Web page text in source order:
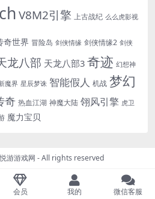
V8M2引擎 上古战纪 么么虎影视
奇世界 冒险岛 剑侠情缘 剑侠情缘2 剑侠
龙八部 天龙八部3 奇迹 幻想神
魔界 星辰梦诛 智能假人 机战 梦幻
奇 热血江湖 神魔大陆 翎风引擎 虎卫
魔力宝贝
游游戏网 - All rights reserved
会员 我的 微信客服